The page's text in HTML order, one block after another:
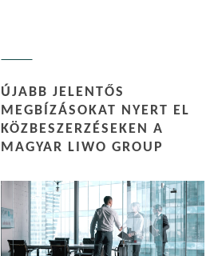
ÚJABB JELENTŐS
MEGBÍZÁSOKAT NYERT EL
KÖZBESZERZÉSEKEN A
MAGYAR LIWO GROUP